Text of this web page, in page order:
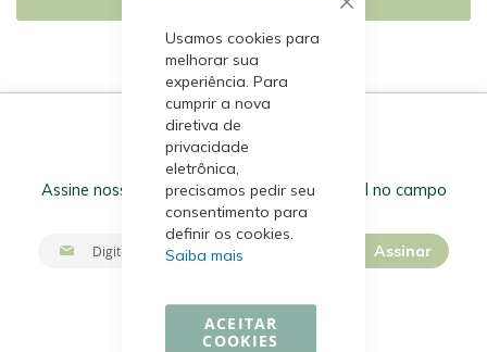
Usamos cookies para
melhorar sua
experiência. Para
cumprir a nova
diretiva de
privacidade
eletrônica,
precisamos pedir seu
consentimento para
definir os cookies.
Saiba mais
ACEITAR
COOKIES
Receba nossas Ofertas!
Assine nossa newsletter inserindo seu e-mail no campo
abaixo.
Assinar